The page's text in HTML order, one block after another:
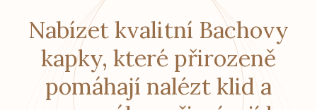
Nabízet kvalitní Bachovy
kapky, které přirozeně
pomáhají nalézt klid a